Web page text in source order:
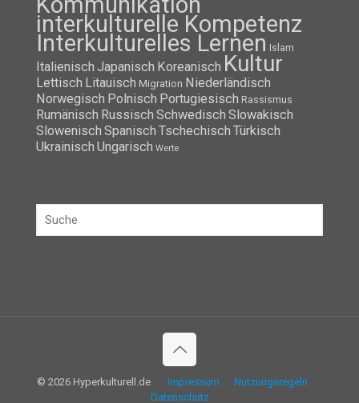
interkulturelle Kompetenz
Interkulturelles Lernen Islam
Italienisch Japanisch Koreanisch Kultur
Lettisch Litauisch Migration Niederländisch
Norwegisch Polnisch Portugiesisch Rassismus
Rumänisch Russisch Schwedisch Slowakisch
Slowenisch Spanisch Tschechisch Türkisch
Ukrainisch Ungarisch Werte
© 2026 Hyperkulturell.de Impressum
Nutzungsregeln
Datenschutz